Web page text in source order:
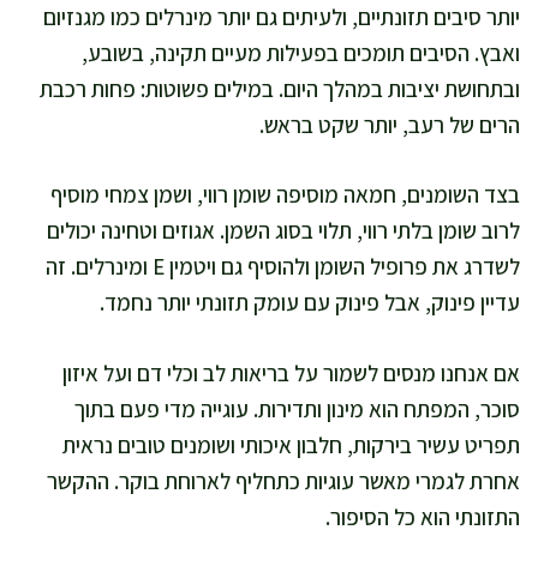
יותר סיבים תזונתיים, ולעיתים גם יותר מינרלים כמו מגנזיום
ואבץ. הסיבים תומכים בפעילות מעיים תקינה, בשובע,
ובתחושת יציבות במהלך היום. במילים פשוטות: פחות רכבת
הרים של רעב, יותר שקט בראש.
בצד השומנים, חמאה מוסיפה שומן רווי, ושמן צמחי מוסיף
לרוב שומן בלתי רווי, תלוי בסוג השמן. אגוזים וטחינה יכולים
לשדרג את פרופיל השומן ולהוסיף גם ויטמין E ומינרלים. זה
עדיין פינוק, אבל פינוק עם עומק תזונתי יותר נחמד.
אם אנחנו מנסים לשמור על בריאות לב וכלי דם ועל איזון
סוכר, המפתח הוא מינון ותדירות. עוגייה מדי פעם בתוך
תפריט עשיר בירקות, חלבון איכותי ושומנים טובים נראית
אחרת לגמרי מאשר עוגיות כתחליף לארוחת בוקר. ההקשר
התזונתי הוא כל הסיפור.